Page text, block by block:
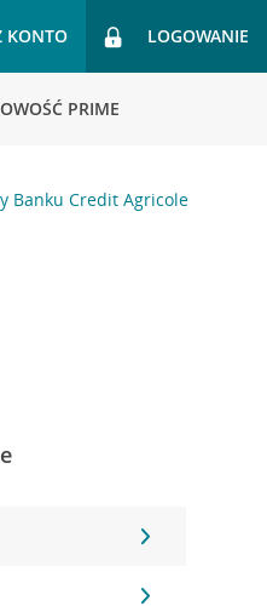
KONTO LOGOWANIE
PRIME
Banku Credit Agricole